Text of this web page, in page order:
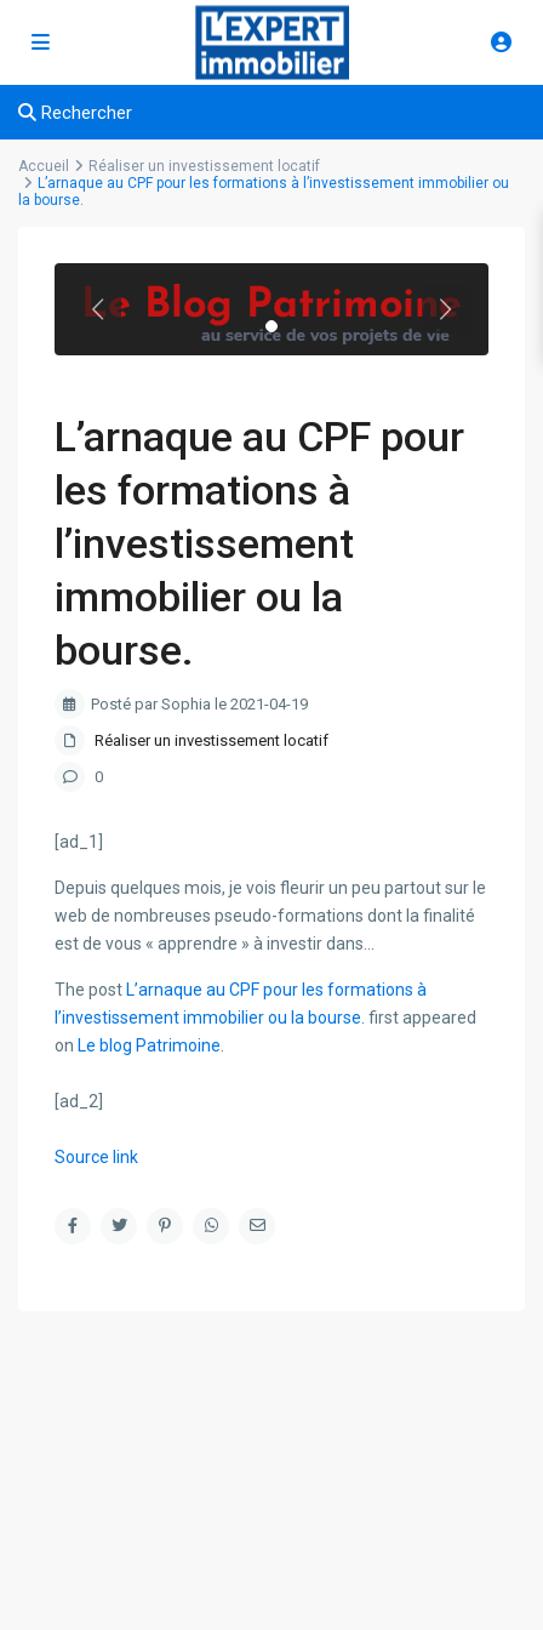
Rechercher
Accueil
Réaliser un investissement locatif
L’arnaque au CPF pour les formations à l’investissement immobilier ou
la bourse.
L’arnaque au CPF pour
les formations à
l’investissement
immobilier ou la
bourse.
Posté par Sophia le 2021-04-19
Réaliser un investissement locatif
0
[ad_1]
Depuis quelques mois, je vois fleurir un peu partout sur le
web de nombreuses pseudo-formations dont la finalité
est de vous « apprendre » à investir dans…
The post L’arnaque au CPF pour les formations à
l’investissement immobilier ou la bourse. first appeared
on Le blog Patrimoine
[ad_2]
Source link